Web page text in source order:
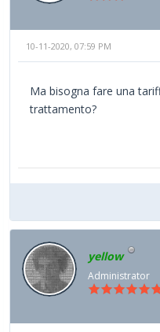
10-11-2020, 07:59 PM
Ma bisogna fare una
trattamento?
yellow
Administrator